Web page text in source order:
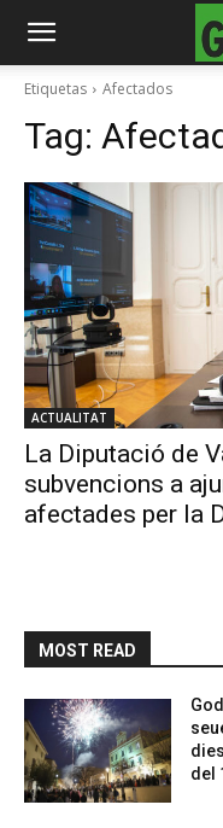
Etiquetas Afectados
Tag:
ACTUALITAT
La Diputació de
subvencions a
afectades per la
MOST READ
del